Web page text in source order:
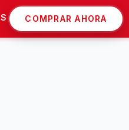
COMPRAR AHORA